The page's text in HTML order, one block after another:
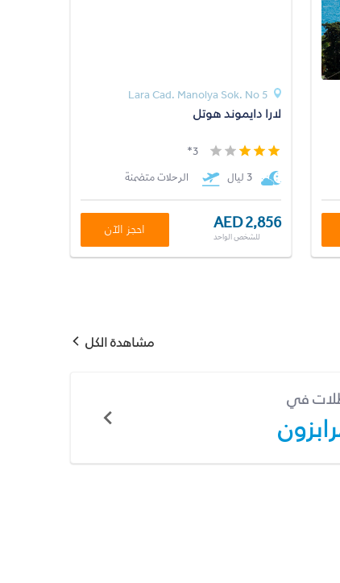
Lara Cad. Manolya Sok. No 5
لارا دايموند هوتل
3*
3 ليال
الرحلات متضمنة
AED 2,856
للشخص الواحد احجز الآن
مشاهدة الكل
في